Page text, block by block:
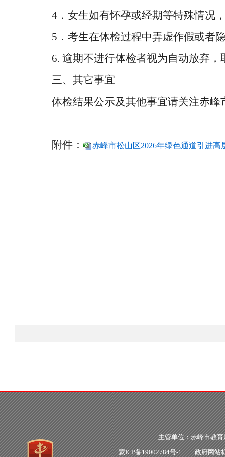
4．女生如有怀孕或经期等特殊情况
5．考生在体检过程中弄虚作假或者
6. 逾期不进行体检者视为自动放弃
三、其它事宜
体检结果公示及其他事宜请关注赤峰
附件： 赤峰市松山区2026年绿色通道引进
主管单位：赤峰市
蒙ICP备19002784号-1政府网站